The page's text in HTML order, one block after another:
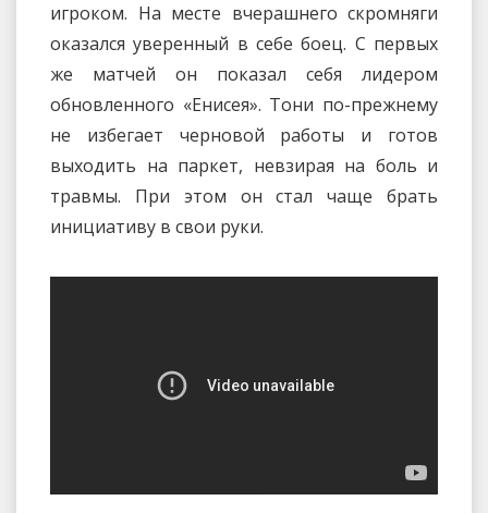
игроком. На месте вчерашнего скромняги
оказался уверенный в себе боец. С первых
же матчей он показал себя лидером
обновленного «Енисея». Тони по-прежнему
не избегает черновой работы и готов
выходить на паркет, невзирая на боль и
травмы. При этом он стал чаще брать
инициативу в свои руки.